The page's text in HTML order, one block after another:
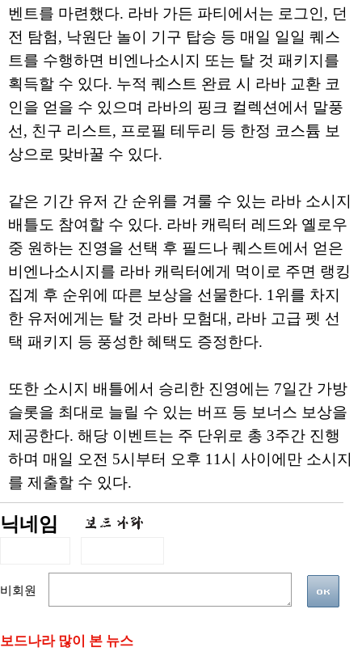
벤트를 마련했다. 라바 가든 파티에서는 로그인, 던
전 탐험, 낙원단 놀이 기구 탑승 등 매일 일일 퀘스
트를 수행하면 비엔나소시지 또는 탈 것 패키지를
획득할 수 있다. 누적 퀘스트 완료 시 라바 교환 코
인을 얻을 수 있으며 라바의 핑크 컬렉션에서 말풍
선, 친구 리스트, 프로필 테두리 등 한정 코스튬 보
상으로 맞바꿀 수 있다.
같은 기간 유저 간 순위를 겨룰 수 있는 라바 소시지
배틀도 참여할 수 있다. 라바 캐릭터 레드와 옐로우
중 원하는 진영을 선택 후 필드나 퀘스트에서 얻은
비엔나소시지를 라바 캐릭터에게 먹이로 주면 랭킹
집계 후 순위에 따른 보상을 선물한다. 1위를 차지
한 유저에게는 탈 것 라바 모험대, 라바 고급 펫 선
택 패키지 등 풍성한 혜택도 증정한다.
또한 소시지 배틀에서 승리한 진영에는 7일간 가방
슬롯을 최대로 늘릴 수 있는 버프 등 보너스 보상을
제공한다. 해당 이벤트는 주 단위로 총 3주간 진행
하며 매일 오전 5시부터 오후 11시 사이에만 소시지
를 제출할 수 있다.
닉네임
비회원
보드나라 많이 본 뉴스